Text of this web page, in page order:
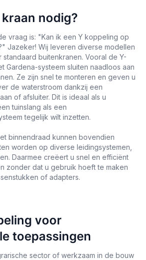
nodig?
vraag is: "Kan ik een Y koppeling op
Jazeker! Wij leveren diverse modellen
buitenkranen. Vooral de Y-
Gardena-systeem sluiten naadloos aan
Ze zijn snel te monteren en geven u
de waterstroom dankzij een
of afsluiter. Dit is ideaal als u
tuinslang als een
tegelijk wilt inzetten.
binnendraad kunnen bovendien
worden op diverse leidingsystemen,
Daarmee creëert u snel en efficiënt
zonder dat u gebruik hoeft te maken
of adapters.
voor
toepassingen
sector of werkzaam in de bouw